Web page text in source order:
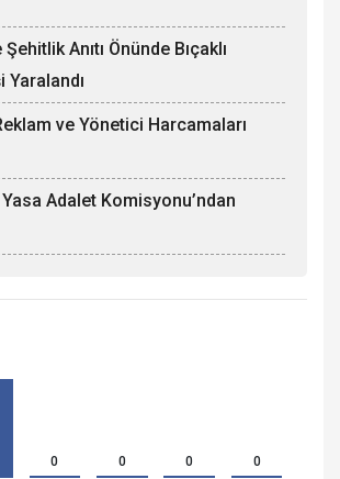
Anıtı Önünde Bıçaklı
Yaralandı
ve Yönetici Harcamaları
Adalet Komisyonu’ndan
0 0 0 0